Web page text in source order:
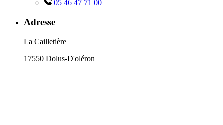
05 46 47 71 00
Adresse
La Cailletière
17550 Dolus-D'oléron